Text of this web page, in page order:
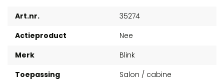
Art.nr.
35274
Actieproduct
Nee
Merk
Blink
Toepassing
Salon / cabine